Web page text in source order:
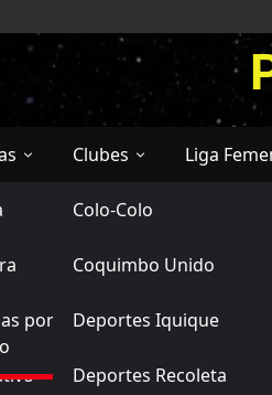
Chilena
Nacional
Internacional
por el
Clubes
Primera
Colo-Colo
Coquimbo Unido
Deportes Iquique
Deportes Recoleta
Ascenso
Liga
3-2